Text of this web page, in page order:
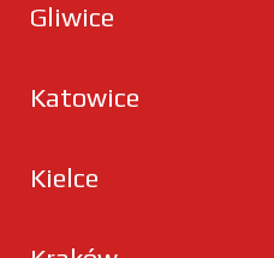
Gliwice
Katowice
Kielce